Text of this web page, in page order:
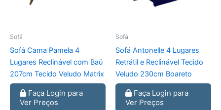
Sofá
Sofá Cama Pamela 4
Lugares Reclinável com Baú
207cm Tecido Veludo Matrix
Faça Login para
Ver Preços
Sofá
Sofá Antonelle 4 Lugares
Retrátil e Reclinável Tecido
Veludo 230cm Boareto
Faça Login para
Ver Preços